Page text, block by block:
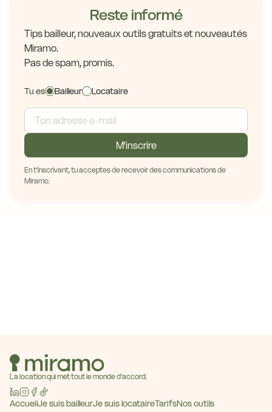
Reste informé
Tips bailleur, nouveaux outils gratuits et nouveautés
Miramo.
Pas de spam, promis.
Tu es Bailleur Locataire
M'inscrire
En t'inscrivant, tu acceptes de recevoir des communications de
Miramo.
La location qui met tout le monde d'accord.
AccueilJe suis bailleurJe suis locataireTarifsNos outils